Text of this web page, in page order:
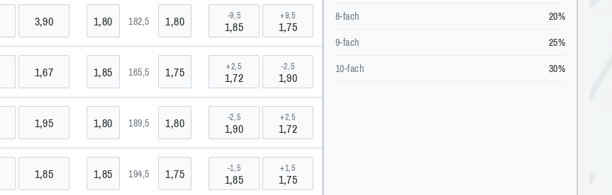
3,90 1,80 182,5 1,80 -9,5
1,85
+9,5
1,75
1,67 1,85 165,5 1,75 +2,5
1,72
-2,5
1,90
1,95 1,80 189,5 1,80 -2,5
1,90
+2,5
1,72
1,85 1,85 194,5 1,75 -1,5
1,85
+1,5
1,75
8-fach 20%
9-fach 25%
10-fach 30%